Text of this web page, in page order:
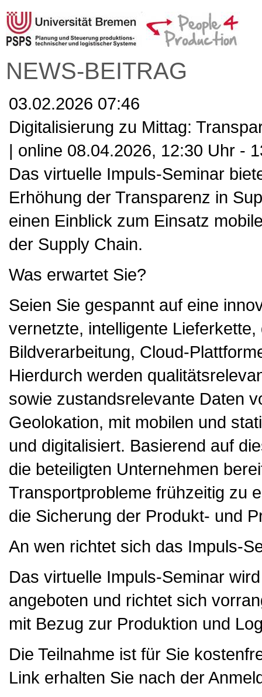
NEWS-BEITRAG
03.02.2026 07:46
Digitalisierung zu Mittag:
| online 08.04.2026, 12:30 Uhr -
Das virtuelle Impuls-Seminar
Erhöhung der Transparenz in
einen Einblick zum Einsatz
der Supply Chain.
Was erwartet Sie?
Seien Sie gespannt auf eine
vernetzte, intelligente
Bildverarbeitung, Cloud-
Hierdurch werden
sowie zustandsrelevante Daten
Geolokation, mit mobilen und
und digitalisiert. Basierend auf
die beteiligten Unternehmen
Transportprobleme frühzeitig zu
die Sicherung der Produkt- und
An wen richtet sich das Impuls-
Das virtuelle Impuls-Seminar
angeboten und richtet sich
mit Bezug zur Produktion und
Die Teilnahme ist für Sie
Link erhalten Sie nach der